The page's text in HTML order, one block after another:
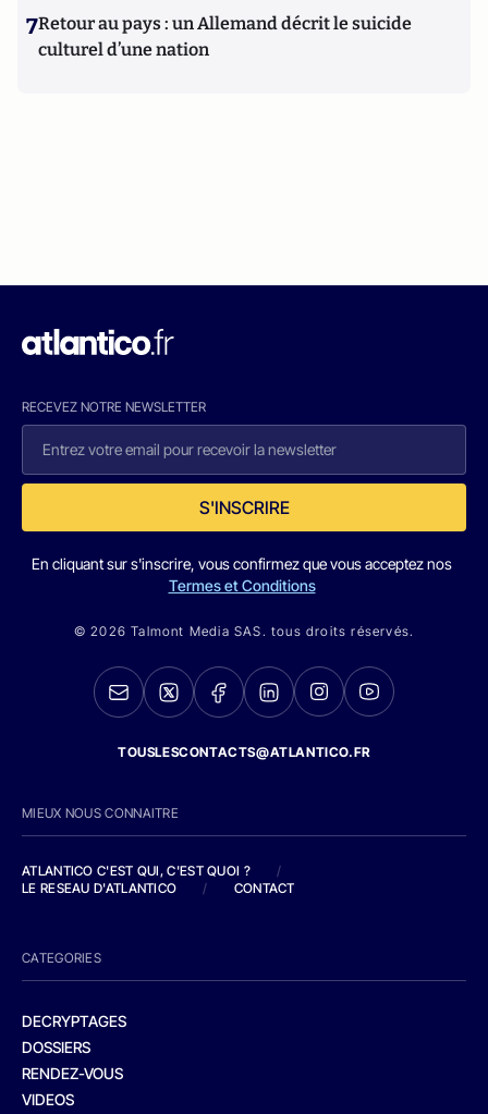
7Retour au pays : un Allemand décrit le suicide
culturel d’une nation
RECEVEZ NOTRE NEWSLETTER
S'INSCRIRE
En cliquant sur s'inscrire, vous confirmez que vous acceptez nos
Termes et Conditions
© 2026 Talmont Media SAS. tous droits réservés.
TOUSLESCONTACTS@ATLANTICO.FR
MIEUX NOUS CONNAITRE
ATLANTICO C'EST QUI, C'EST QUOI ?
/
LE RESEAU D'ATLANTICO
/ CONTACT
CATEGORIES
DECRYPTAGES
DOSSIERS
RENDEZ-VOUS
VIDEOS